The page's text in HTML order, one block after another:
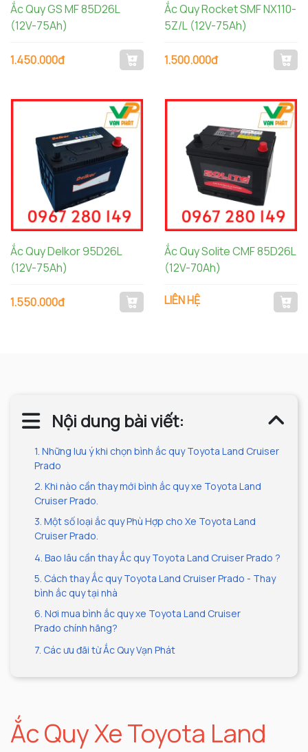
Ắc Quy GS MF 85D26L
(12V-75Ah)
1.450.000đ
Ắc Quy Rocket SMF NX110-
5Z/L (12V-75Ah)
1.500.000đ
Ắc Quy Delkor 95D26L
(12V-75Ah)
1.550.000đ
Ắc Quy Solite CMF 85D26L
(12V-70Ah)
LIÊN HỆ
Nội dung bài viết:
1. Những lưu ý khi chọn bình ắc quy Toyota Land Cruiser
Prado
2. Khi nào cần thay mới bình ắc quy xe Toyota Land
Cruiser Prado.
3. Một số loại ắc quy Phù Hợp cho Xe Toyota Land
Cruiser Prado.
4. Bao lâu cần thay Ắc quy Toyota Land Cruiser Prado ?
5. Cách thay Ắc quy Toyota Land Cruiser Prado - Thay
bình ắc quy tại nhà
6. Nơi mua bình ắc quy xe Toyota Land Cruiser
Prado chính hãng?
7. Các ưu đãi từ Ắc Quy Vạn Phát
Ắc Quy Xe Toyota Land